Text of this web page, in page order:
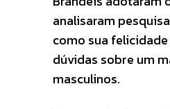
analisaram
como sua
dúvidas sobre um
masculinos.